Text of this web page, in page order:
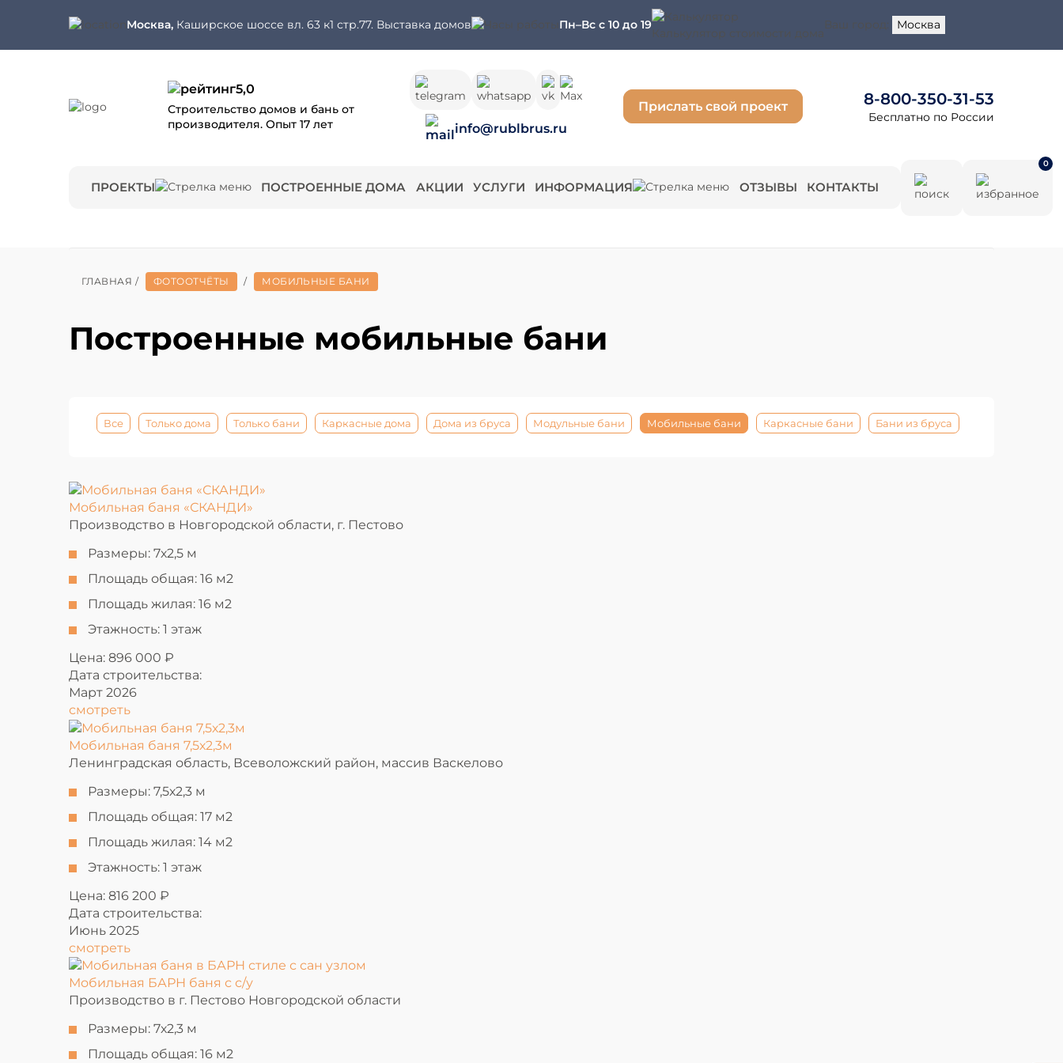
Москва, Каширское шоссе вл. 63 к1 стр.77. Выставка домов Пн–Вс с 10 до 19
Калькулятор стоимости дома
Ваш город: Москва
5,0
Строительство домов и бань от
производителя. Опыт 17 лет
info@rublbrus.ru
Прислать свой проект 8-800-350-31-53
Бесплатно по России
ПРОЕКТЫ ПОСТРОЕННЫЕ ДОМА АКЦИИ УСЛУГИ ИНФОРМАЦИЯ ОТЗЫВЫ КОНТАКТЫ
0
ГЛАВНАЯ / ФОТООТЧЁТЫ / МОБИЛЬНЫЕ БАНИ
Построенные мобильные бани
Все Только дома Только бани Каркасные дома Дома из бруса Модульные бани Мобильные бани Каркасные бани Бани из бруса
Мобильная баня «СКАНДИ»
Производство в Новгородской области, г. Пестово
Размеры: 7х2,5 м
Площадь общая: 16 м2
Площадь жилая: 16 м2
Этажность: 1 этаж
Цена: 896 000 ₽
Дата строительства:
Март 2026
смотреть
Мобильная баня 7,5х2,3м
Ленинградская область, Всеволожский район, массив Васкелово
Размеры: 7,5х2,3 м
Площадь общая: 17 м2
Площадь жилая: 14 м2
Этажность: 1 этаж
Цена: 816 200 ₽
Дата строительства:
Июнь 2025
смотреть
Мобильная БАРН баня с с/у
Производство в г. Пестово Новгородской области
Размеры: 7х2,3 м
Площадь общая: 16 м2